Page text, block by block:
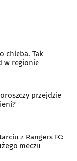
chleba. Tak
w regionie
przejdzie
z Rangers FC:
meczu